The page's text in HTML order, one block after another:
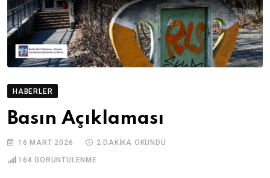
HABERLER
Basın Açıklaması
16 MART 2026 2 DAKIKA OKUNDU
164 GÖRÜNTÜLENME